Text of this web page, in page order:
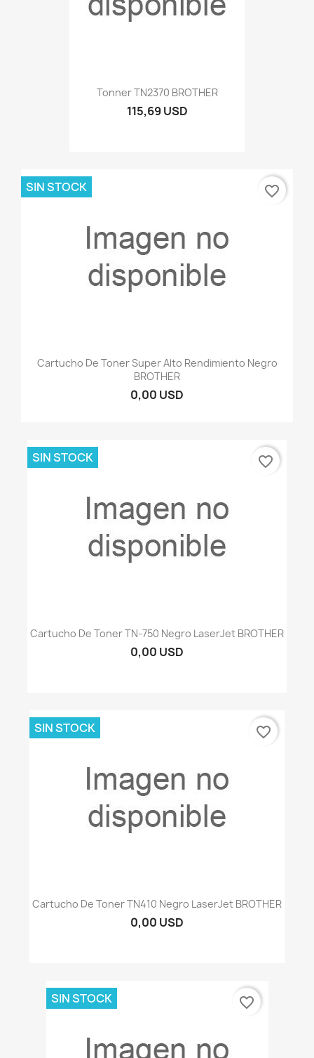
Tonner TN2370 BROTHER
115,69 USD
Cartucho De Toner Super Alto Rendimiento Negro
BROTHER
0,00 USD
SIN STOCK favorite_border
Cartucho De Toner TN-750 Negro LaserJet BROTHER
0,00 USD
SIN STOCK favorite_border
Cartucho De Toner TN410 Negro LaserJet BROTHER
0,00 USD
SIN STOCK favorite_border
SIN STOCK favorite_border